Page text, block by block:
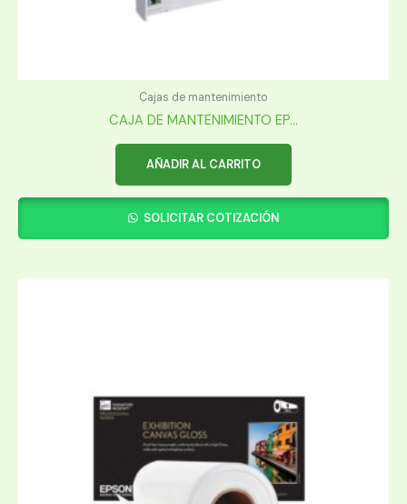
Cajas de mantenimiento
CAJA DE MANTENIMIENTO EP...
AÑADIR AL CARRITO
SOLICITAR COTIZACIÓN